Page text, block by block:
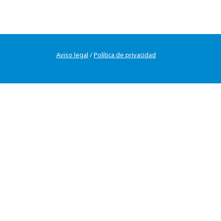
Aviso legal /Política de privacidad